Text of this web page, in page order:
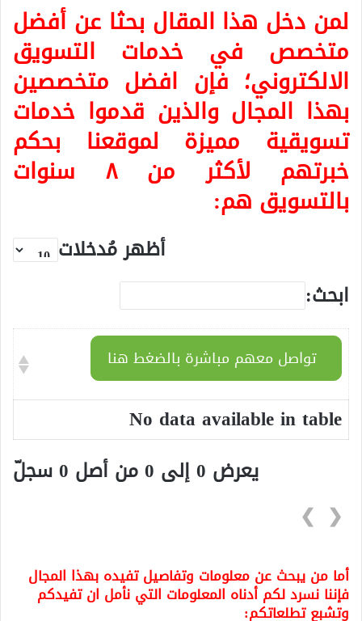
لمن دخل هذا المقال بحثا عن أفضل
متخصص في خدمات التسويق
الالكتروني؛ فإن افضل متخصصين
بهذا المجال والذين قدموا خدمات
تسويقية مميزة لموقعنا بحكم
خبرتهم لأكثر من ٨ سنوات
بالتسويق هم:
أظهر مُدخلات
ابحث:
تواصل معهم مباشرة بالضغط هنا
No data available in table
يعرض 0 إلى 0 من أصل 0 سجلّ
❮
❯
أما من يبحث عن معلومات وتفاصيل تفيده بهذا المجال
فإننا نسرد لكم أدناه المعلومات التي نأمل ان تفيدكم
وتشبع تطلعاتكم: